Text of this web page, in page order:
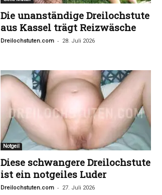
Die unanständige Dreilochstute
aus Kassel trägt Reizwäsche
Dreilochstuten.com - 28. Juli 2026
Notgeil
Diese schwangere Dreilochstute
ist ein notgeiles Luder
Dreilochstuten.com - 27. Juli 2026